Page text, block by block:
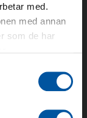
med.
med annan
som de har